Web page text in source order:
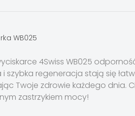
WB025
4Swiss WB025
i szybka regeneracja stają się
Twoje zdrowie każdego dnia.
zastrzykiem mocy!